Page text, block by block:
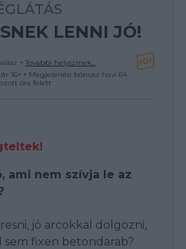
LENNI JÓ!
+ További helyszínek...
16+ + Megjelenési bónusz havi 64
óra felett
ami nem szívja le az
jó arcokkal dolgozni,
sem fixen betondarab?